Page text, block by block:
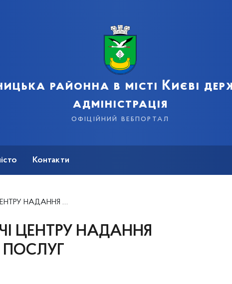
районна в місті Києві
адміністрація
офіційний вебпортал
Контакти
ПОСЛУГ
ЦЕНТРУ НАДАННЯ
ПОСЛУГ